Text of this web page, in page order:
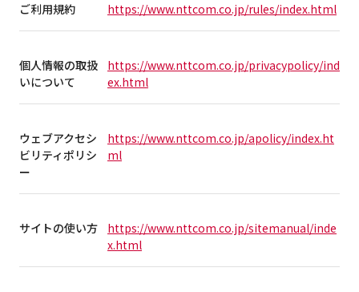
ご利用規約 https://www.nttcom.co.jp/rules/index.html
個人情報の取扱
いについて
https://www.nttcom.co.jp/privacypolicy/ind
ex.html
ウェブアクセシ
ビリティポリシ
ー
https://www.nttcom.co.jp/apolicy/index.ht
ml
サイトの使い方
https://www.nttcom.co.jp/sitemanual/inde
x.html